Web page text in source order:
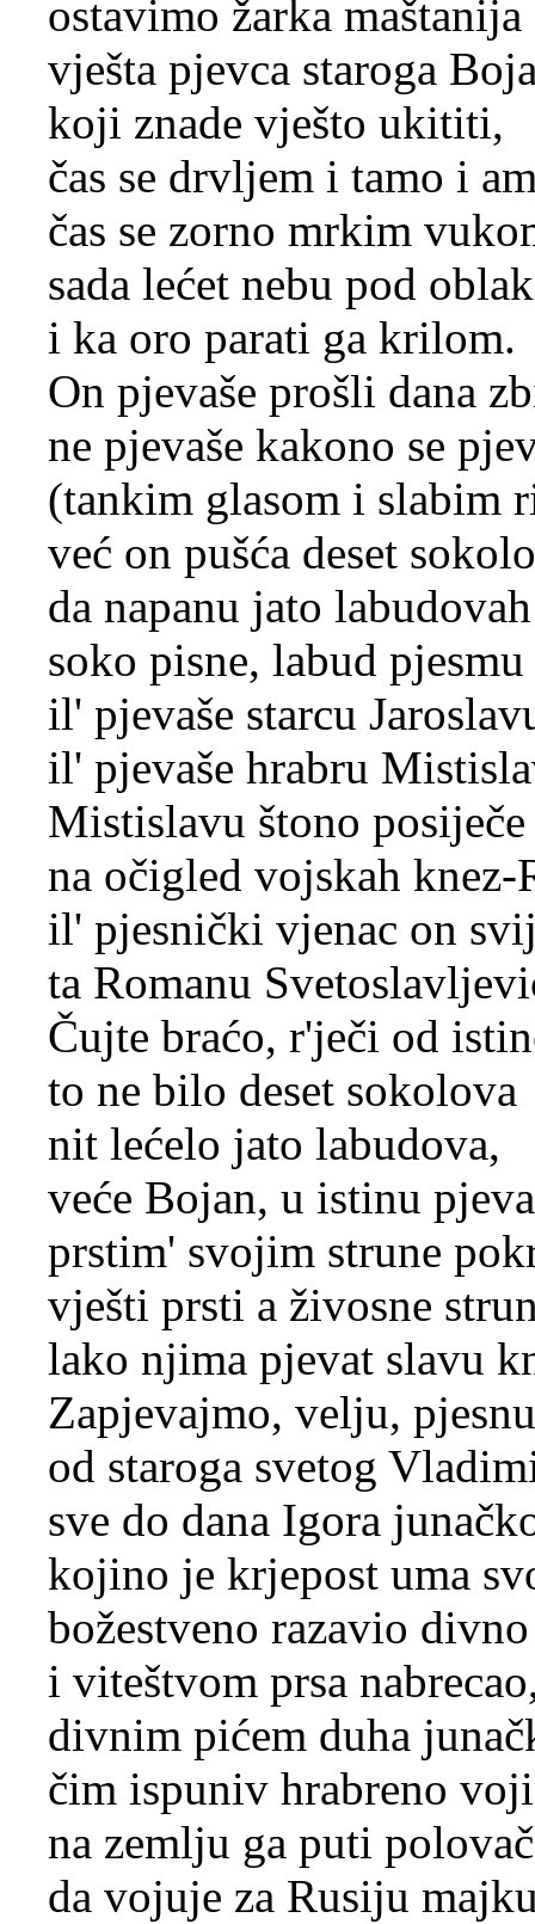
ostavimo žarka maštanija
vješta pjevca staroga
koji znade vješto ukititi,
čas se drvljem i tamo i
čas se zorno mrkim
sada lećet nebu pod
i ka oro parati ga krilom.
On pjevaše prošli dana
ne pjevaše kakono se
(tankim glasom i slabim
već on pušća deset
da napanu jato
soko pisne, labud
il' pjevaše starcu
il' pjevaše hrabru
Mistislavu štono posiječe
na očigled vojskah knez-
il' pjesnički vjenac on
ta Romanu
Čujte braćo, r'ječi od
to ne bilo deset sokolova
nit lećelo jato labudova,
veće Bojan, u istinu
prstim' svojim strune
vješti prsti a živosne
lako njima pjevat slavu
Zapjevajmo, velju,
od staroga svetog
sve do dana Igora
kojino je krjepost uma
božestveno razavio divno
i viteštvom prsa
divnim pićem duha
čim ispuniv hrabreno
na zemlju ga puti
da vojuje za Rusiju